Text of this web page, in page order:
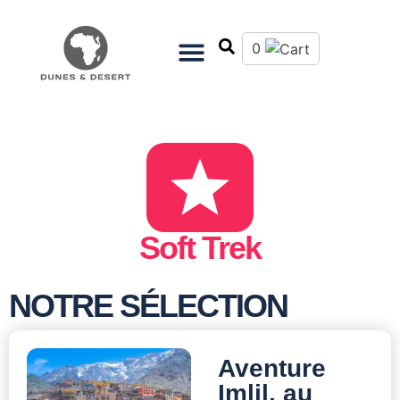
0
Soft Trek
NOTRE SÉLECTION
Aventure
Imlil, au